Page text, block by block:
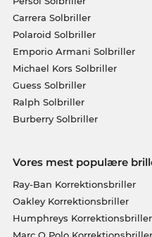
Carrera Solbriller
Polaroid Solbriller
Emporio Armani Solbriller
Michael Kors Solbriller
Guess Solbriller
Ralph Solbriller
Burberry Solbriller
Vores mest populære
Ray-Ban Korrektionsbriller
Oakley Korrektionsbriller
Humphreys Korrektionsbriller
Marc O Polo Korrektionsbriller